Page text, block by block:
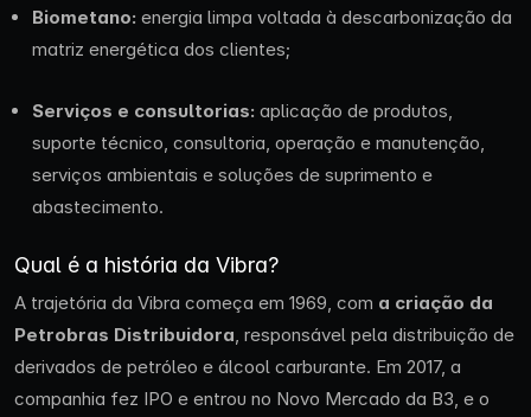
Biometano: energia limpa voltada à descarbonização da
matriz energética dos clientes;
Serviços e consultorias: aplicação de produtos,
suporte técnico, consultoria, operação e manutenção,
serviços ambientais e soluções de suprimento e
abastecimento.
Qual é a história da Vibra?
A trajetória da Vibra começa em 1969, com a criação da
Petrobras Distribuidora, responsável pela distribuição de
derivados de petróleo e álcool carburante. Em 2017, a
companhia fez IPO e entrou no Novo Mercado da B3, e o